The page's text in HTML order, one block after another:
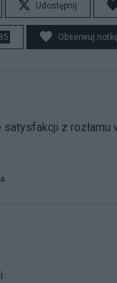
Udostępnij
85 Obserwuj
satysfakcji z rozłamu